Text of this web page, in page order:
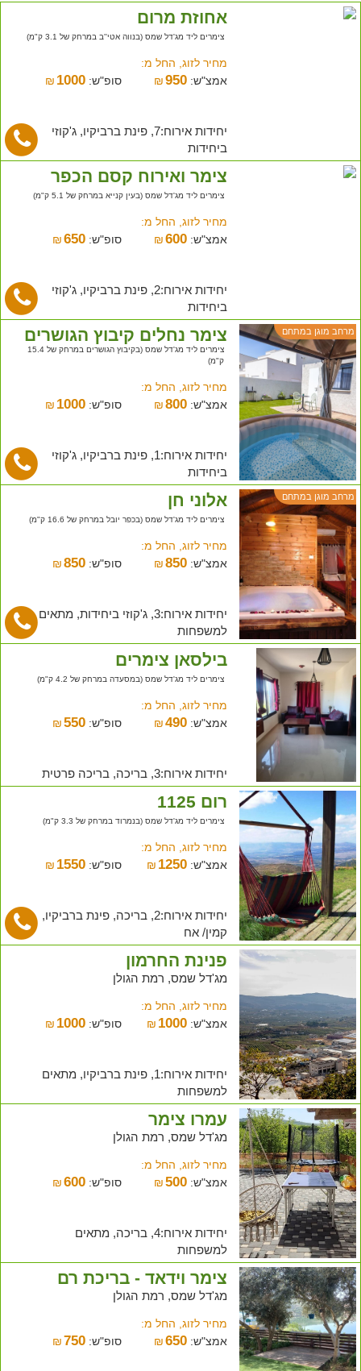
אחוזת מרום
צימרים ליד מג'דל שמס (בנווה אטי''ב במרחק של 3.1 ק"מ)
מחיר לזוג, החל מ:
אמצ"ש:
₪950 סופ"ש: ₪ 1000
יחידות אירוח:7, פינת ברביקיו, ג'קוזי
ביחידות
צימר ואירוח קסם הכפר
צימרים ליד מג'דל שמס (בעין קנייא במרחק של 5.1 ק"מ)
מחיר לזוג, החל מ:
אמצ"ש:
₪600 סופ"ש: ₪ 650
יחידות אירוח:2, פינת ברביקיו, ג'קוזי
ביחידות
מרחב מוגן במתחם צימר נחלים קיבוץ הגושרים
צימרים ליד מג'דל שמס (בקיבוץ הגושרים במרחק של 15.4
ק"מ)
מחיר לזוג, החל מ:
אמצ"ש:
₪800 סופ"ש: ₪ 1000
יחידות אירוח:1, פינת ברביקיו, ג'קוזי
ביחידות
מרחב מוגן במתחם אלוני חן
צימרים ליד מג'דל שמס (בכפר יובל במרחק של 16.6 ק"מ)
מחיר לזוג, החל מ:
אמצ"ש:
₪850 סופ"ש: ₪ 850
יחידות אירוח:3, ג'קוזי ביחידות, מתאים
למשפחות
בילסאן צימרים
צימרים ליד מג'דל שמס (במסעדה במרחק של 4.2 ק"מ)
מחיר לזוג, החל מ:
אמצ"ש:
₪490 סופ"ש: ₪ 550
יחידות אירוח:3, בריכה, בריכה פרטית
רום 1125
צימרים ליד מג'דל שמס (בנמרוד במרחק של 3.3 ק"מ)
מחיר לזוג, החל מ:
אמצ"ש:
₪ 1250 סופ"ש: ₪ 1550
יחידות אירוח:2, בריכה, פינת ברביקיו,
קמין/ אח
פנינת החרמון
מג'דל שמס, רמת הגולן
מחיר לזוג, החל מ:
אמצ"ש:
₪ 1000 סופ"ש: ₪ 1000
יחידות אירוח:1, פינת ברביקיו, מתאים
למשפחות
עמרו צימר
מג'דל שמס, רמת הגולן
מחיר לזוג, החל מ:
אמצ"ש:
₪500 סופ"ש: ₪ 600
יחידות אירוח:4, בריכה, מתאים
למשפחות
צימר וידאד - בריכת רם
מג'דל שמס, רמת הגולן
מחיר לזוג, החל מ:
אמצ"ש:
₪650 סופ"ש: ₪ 750